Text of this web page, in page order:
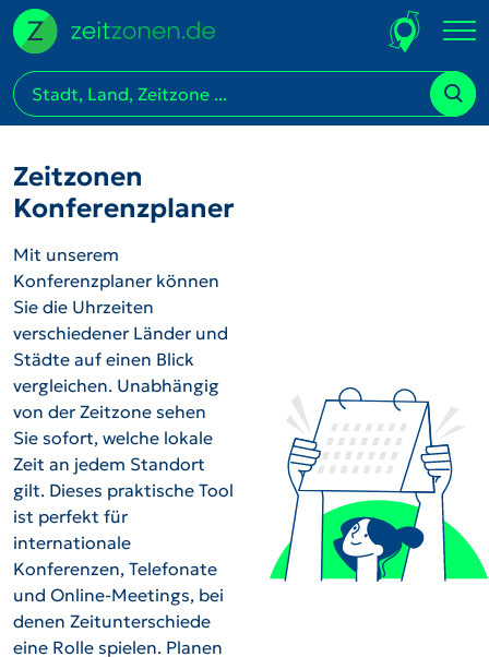
Zeitzonen
Konferenzplaner
Mit unserem
Konferenzplaner können
Sie die Uhrzeiten
verschiedener Länder und
Städte auf einen Blick
vergleichen. Unabhängig
von der Zeitzone sehen
Sie sofort, welche lokale
Zeit an jedem Standort
gilt. Dieses praktische Tool
ist perfekt für
internationale
Konferenzen, Telefonate
und Online-Meetings, bei
denen Zeitunterschiede
eine Rolle spielen. Planen